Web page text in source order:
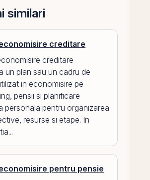
similari
creditare
creditare
un plan sau un cadru de
in economisire pe
pensii si planificare
personala pentru organizarea
resurse si etape. In
pentru pensie